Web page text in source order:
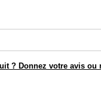
? Donnez votre avis ou